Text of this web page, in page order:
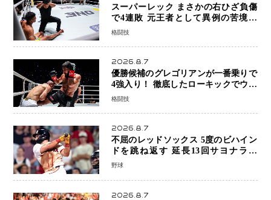
スーパーレック まさかの右ひざ負傷
で4連敗 元王者として異例の苦境…
「アクシデント」でも消えない危険信
格闘技
2026.8.7
優勝候補のグレゴリアンが一番乗りで
4強入り！ 徹底したローキックでウス
ビャンを攻略、判定勝利
格闘技
2026.8.7
不屈のレッドソックス 5度のビハイン
ドを跳ね返す 延長13回サヨナラ勝
ち 吉田正尚選手も2安打1打点で貢献 4
野球
2026.8.7